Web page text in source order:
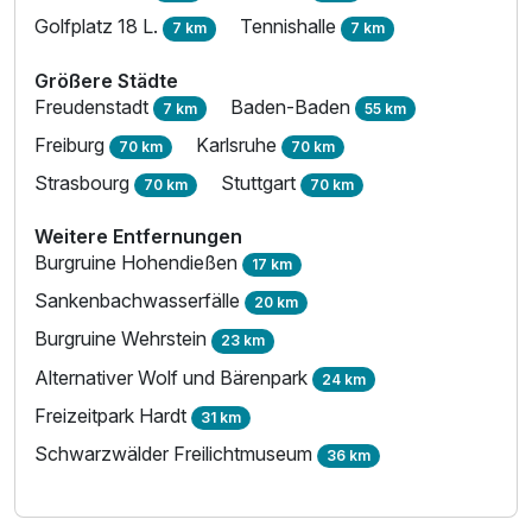
Ausstattung
Für 4 Tage p.P. ab
Golfplatz 18 L. 7 km Tennishalle 7 km
Größere Städte
Freudenstadt 7 km Baden-Baden 55 km
Freiburg 70 km Karlsruhe 70 km
Strasbourg 70 km Stuttgart 70 km
Weitere Entfernungen
Burgruine Hohendießen 17 km
Sankenbachwasserfälle 20 km
Burgruine Wehrstein 23 km
Alternativer Wolf und Bärenpark 24 km
Freizeitpark Hardt 31 km
Schwarzwälder Freilichtmuseum 36 km